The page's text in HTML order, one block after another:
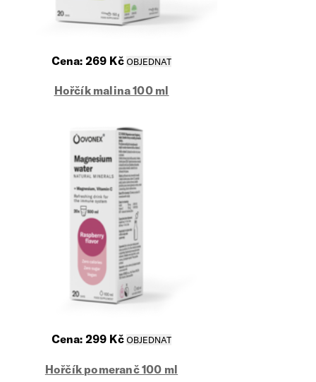
Cena: 269 Kč
Hořčík malina 100 ml
Cena: 299 Kč
Hořčík pomeranč 100 ml